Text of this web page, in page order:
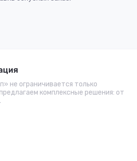
не ограничивается только
комплексные решения: от